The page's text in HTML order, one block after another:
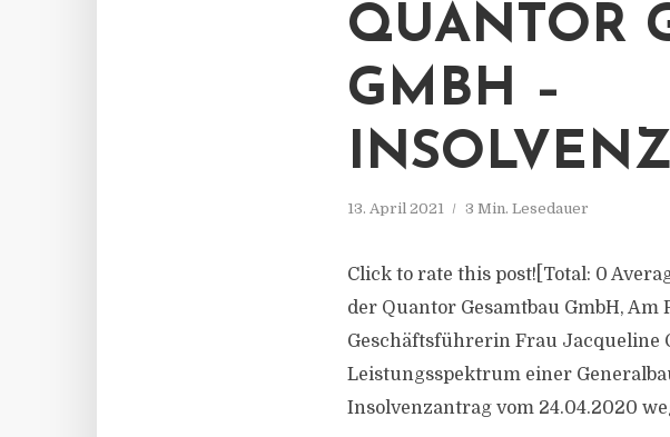
QUANTOR
GMBH –
13. April 2021 3 Min. Lesedauer
Click to rate this post![Total: 0
der Quantor Gesamtbau GmbH, Am
Geschäftsführerin Frau Jacqueline
Leistungsspektrum einer
Insolvenzantrag vom 24.04.2020